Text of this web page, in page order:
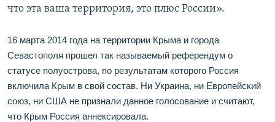
что эта ваша территория, это плюс России».
16 марта 2014 года на территории Крыма и города
Севастополя прошел так называемый референдум о
статусе полуострова, по результатам которого Россия
включила Крым в свой состав. Ни Украина, ни Европейский
союз, ни США не признали данное голосование и считают,
что Крым Россия аннексировала.